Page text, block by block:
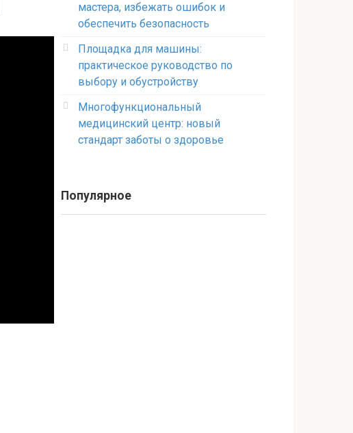
мастера, избежать ошибок и
обеспечить безопасность
Площадка для машины:
практическое руководство по
выбору и обустройству
Многофункциональный
медицинский центр: новый
стандарт заботы о здоровье
Популярное